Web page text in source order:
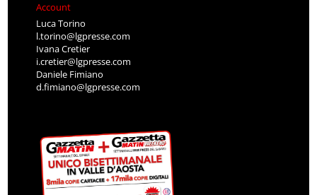
Account
Luca Torino
l.torino@lgpresse.com
Ivana Cretier
i.cretier@lgpresse.com
Daniele Fimiano
d.fimiano@lgpresse.com